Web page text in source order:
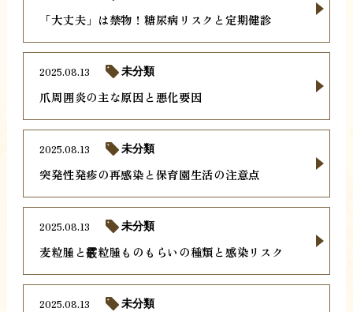
「大丈夫」は禁物！糖尿病リスクと定期健診
爪周囲炎の主な原因と悪化要因
2025.08.13 未分類
突発性発疹の再感染と保育園生活の注意点
2025.08.13 未分類
麦粒腫と霰粒腫ものもらいの種類と感染リスク
2025.08.13 未分類
2025.08.13 未分類